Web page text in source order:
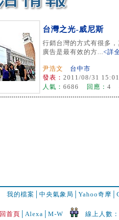
台灣之光-威尼斯
行銷台灣的方式有很多
廣告是最有效的方...<詳
尹浩文
台中市
發表： 2011/08/31 15:01
人氣： 6686 回應： 4
我的檔案 中央氣象局 Yahoo奇摩
回首頁 Alexa│ M-W 線上人數